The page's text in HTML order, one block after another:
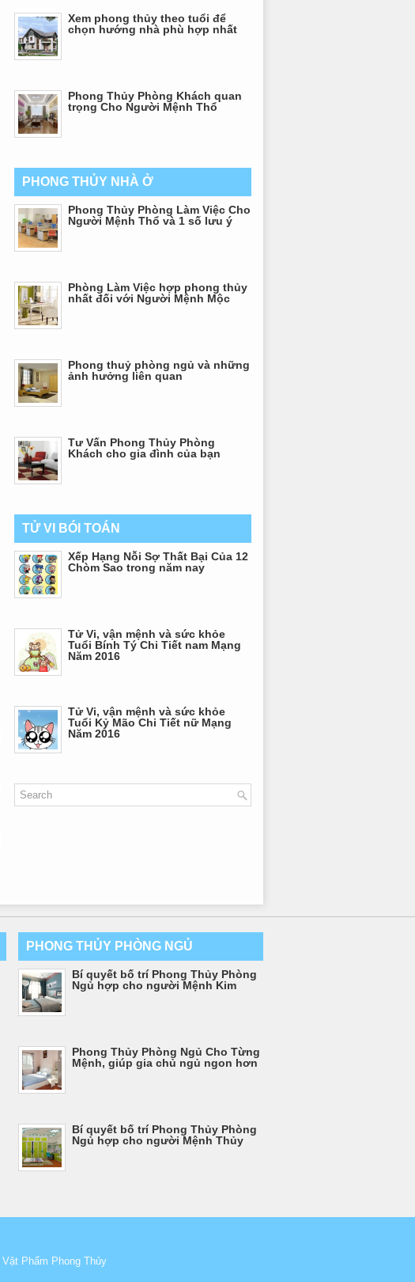
Xem phong thủy theo tuổi để
chọn hướng nhà phù hợp nhất
Phong Thủy Phòng Khách quan
trọng Cho Người Mệnh Thổ
PHONG THỦY NHÀ Ở
Phong Thủy Phòng Làm Việc Cho
Người Mệnh Thổ và 1 số lưu ý
Phòng Làm Việc hợp phong thủy
nhất đối với Người Mệnh Mộc
Phong thuỷ phòng ngủ và những
ảnh hưởng liên quan
Tư Vấn Phong Thủy Phòng
Khách cho gia đình của bạn
TỬ VI BÓI TOÁN
Xếp Hạng Nỗi Sợ Thất Bại Của 12
Chòm Sao trong năm nay
Tử Vi, vận mệnh và sức khỏe
Tuổi Bính Tý Chi Tiết nam Mạng
Năm 2016
Tử Vi, vận mệnh và sức khỏe
Tuổi Kỷ Mão Chi Tiết nữ Mạng
Năm 2016
PHONG THỦY PHÒNG NGỦ
Bí quyết bố trí Phong Thủy Phòng
Ngủ hợp cho người Mệnh Kim
Phong Thủy Phòng Ngủ Cho Từng
Mệnh, giúp gia chủ ngủ ngon hơn
Bí quyết bố trí Phong Thủy Phòng
Ngủ hợp cho người Mệnh Thủy
Phẩm Phong Thủy